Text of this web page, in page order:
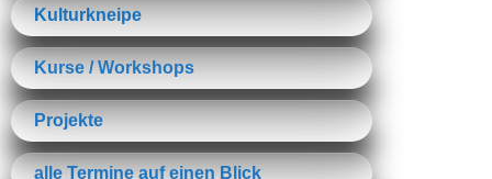
Kulturkneipe
Kurse / Workshops
Projekte
alle Termine auf einen Blick